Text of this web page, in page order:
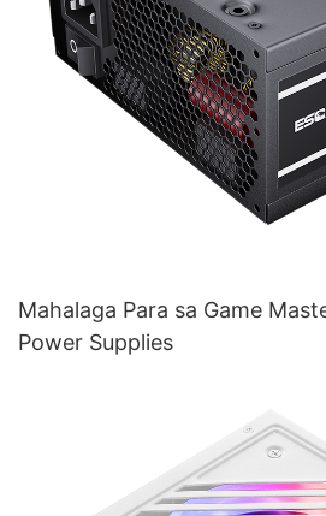
Mahalaga Para sa Game
Power Supplies